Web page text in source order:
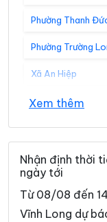
Phường Thanh
Phường Trường
Xã An Hiệp
Xã An Phú Tân
Xã Ba Tri
Xã Bình Đại
Xã Bình Phước
Xã Cái Nhum
Xem thêm
Nhận định thời
ngày tới
Từ 08/08 đến
Vĩnh Long dự